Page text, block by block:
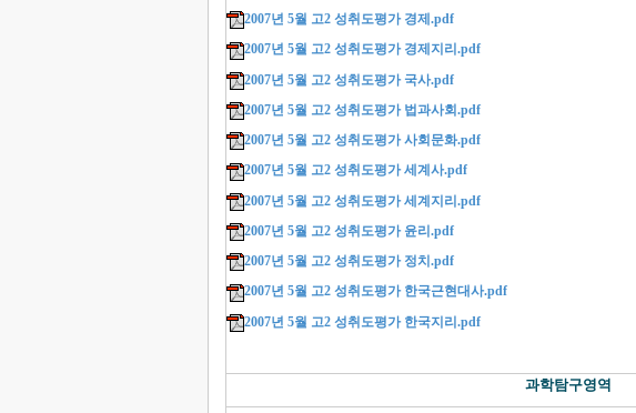
2007년 5월 고2 성취도평가 경제.pdf
2007년 5월 고2 성취도평가 경제지리.pdf
2007년 5월 고2 성취도평가 국사.pdf
2007년 5월 고2 성취도평가 법과사회.pdf
2007년 5월 고2 성취도평가 사회문화.pdf
2007년 5월 고2 성취도평가 세계사.pdf
2007년 5월 고2 성취도평가 세계지리.pdf
2007년 5월 고2 성취도평가 윤리.pdf
2007년 5월 고2 성취도평가 정치.pdf
2007년 5월 고2 성취도평가 한국근현대사.pdf
2007년 5월 고2 성취도평가 한국지리.pdf
과학탐구영역